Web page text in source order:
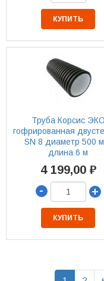
КУПИТЬ
Труба Корсис ЭКО
гофрированная
SN 8 диаметр 500
длина 6 м
4 199,00 ₽
-
+
КУПИТЬ